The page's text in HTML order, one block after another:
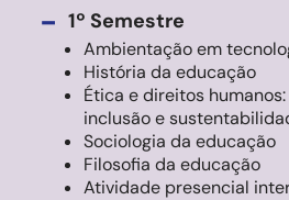
- 1º Semestre
Ambientação em
História da educação
Ética e direitos
inclusão e
Sociologia da educação
Filosofia da educação
Atividade presencial